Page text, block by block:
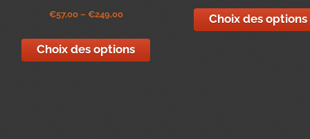
€57,00– €249,00
Choix des options
Choix des options